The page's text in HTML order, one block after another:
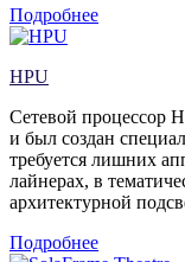
Подробнее
HPU
Сетевой процессор
и был создан
требуется лишних
лайнерах, в
архитектурной
Подробнее